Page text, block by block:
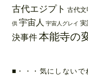
古代エジプト 古代文
供 宇宙人 宇宙人グレイ 実
決事件本能寺の
■・・・気にしない